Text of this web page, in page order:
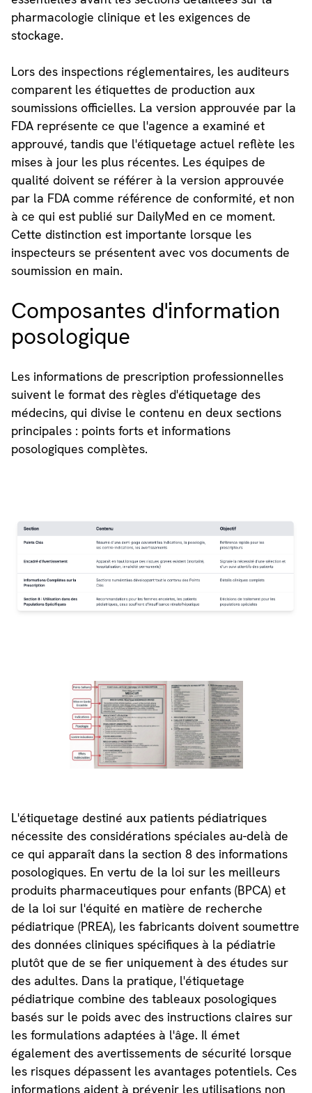
pharmacologie clinique et les exigences de
stockage.
Lors des inspections réglementaires, les auditeurs
comparent les étiquettes de production aux
soumissions officielles. La version approuvée par la
FDA représente ce que l'agence a examiné et
approuvé, tandis que l'étiquetage actuel reflète les
mises à jour les plus récentes. Les équipes de
qualité doivent se référer à la version approuvée
par la FDA comme référence de conformité, et non
à ce qui est publié sur DailyMed en ce moment.
Cette distinction est importante lorsque les
inspecteurs se présentent avec vos documents de
soumission en main.
Composantes d'information
posologique
Les informations de prescription professionnelles
suivent le format des règles d'étiquetage des
médecins, qui divise le contenu en deux sections
principales : points forts et informations
posologiques complètes.
L'étiquetage destiné aux patients pédiatriques
nécessite des considérations spéciales au-delà de
ce qui apparaît dans la section 8 des informations
posologiques. En vertu de la loi sur les meilleurs
produits pharmaceutiques pour enfants (BPCA) et
de la loi sur l'équité en matière de recherche
pédiatrique (PREA), les fabricants doivent soumettre
des données cliniques spécifiques à la pédiatrie
plutôt que de se fier uniquement à des études sur
des adultes. Dans la pratique, l'étiquetage
pédiatrique combine des tableaux posologiques
basés sur le poids avec des instructions claires sur
les formulations adaptées à l'âge. Il émet
également des avertissements de sécurité lorsque
les risques dépassent les avantages potentiels. Ces
informations aident à prévenir les utilisations non